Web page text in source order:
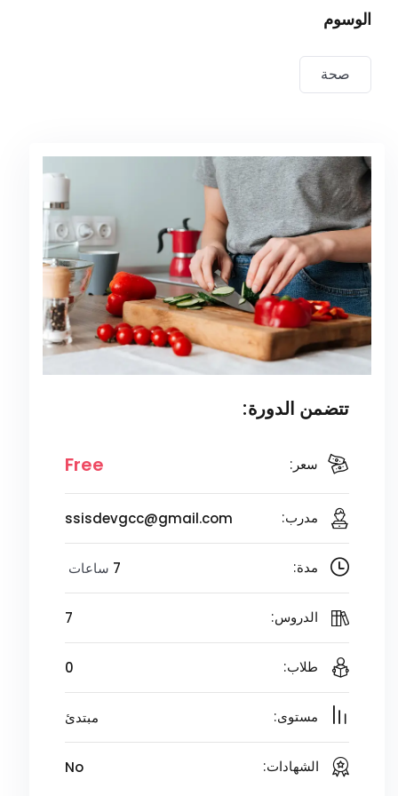
لي الجانب الآخر نشجب ونستنكر هؤلاء الرجال المفتونون
بنشوة اللحظة الهائمون في رغباتهم فلا يدركون ما يعقبها
من الألم والأسي المحتم، واللوم كذلك يشمل هؤلاء الذين
أخفقوا في واجباتهم نتيجة
الوسوم
صحة
تتضمن الدورة:
سعر: Free
مدرب: ssisdevgcc@gmail.com
مدة: 7 ساعات
الدروس: 7
طلاب: 0
مستوى: مبتدئ
الشهادات: No